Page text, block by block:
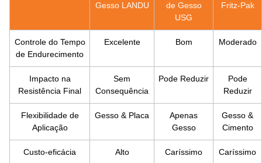
Gesso LANDU
de Gesso
USG
Fritz-Pak
Controle do Tempo
de Endurecimento
Excelente Bom Moderado
Impacto na
Resistência Final
Sem
Consequência
Pode Reduzir
Pode
Reduzir
Flexibilidade de
Aplicação
Gesso & Placa
Apenas
Gesso
Gesso &
Cimento
Custo-eficácia Alto Caríssimo Caríssimo